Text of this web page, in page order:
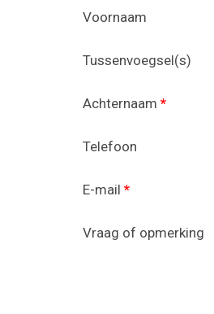
Voornaam
Tussenvoegsel(s)
Achternaam *
Telefoon
E-mail *
Vraag of opmerking